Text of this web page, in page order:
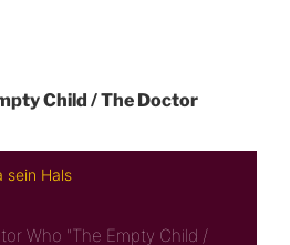
Child / The Doctor